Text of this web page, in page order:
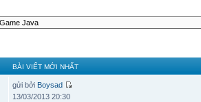
BÀI VIẾT MỚI NHẤT
gửi bởi Boysad
13/03/2013 20:30